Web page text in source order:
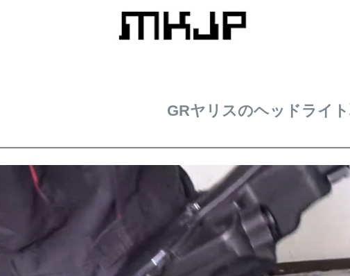
GRヤリスのヘッドライ